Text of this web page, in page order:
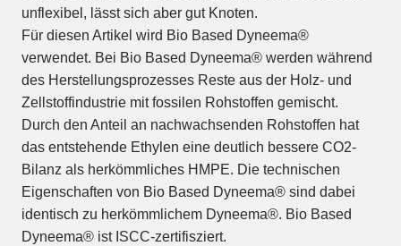
unflexibel, lässt sich aber gut Knoten.
Für diesen Artikel wird Bio Based Dyneema®
verwendet. Bei Bio Based Dyneema® werden während
des Herstellungsprozesses Reste aus der Holz- und
Zellstoffindustrie mit fossilen Rohstoffen gemischt.
Durch den Anteil an nachwachsenden Rohstoffen hat
das entstehende Ethylen eine deutlich bessere CO2-
Bilanz als herkömmliches HMPE. Die technischen
Eigenschaften von Bio Based Dyneema® sind dabei
identisch zu herkömmlichem Dyneema®. Bio Based
Dyneema® ist ISCC-zertifisziert.